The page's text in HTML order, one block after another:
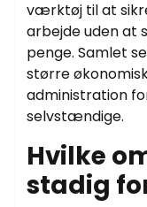
værktøj til at
arbejde uden at
penge. Samlet
større
administration
selvstændige.
Hvilke
stadig